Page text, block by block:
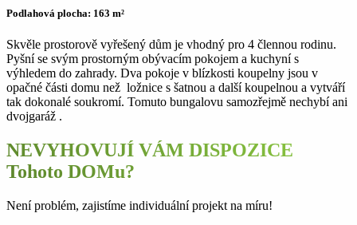
Podlahová plocha: 163 m²
Skvěle prostorově vyřešený dům je vhodný pro 4 člennou rodinu.
Pyšní se svým prostorným obývacím pokojem a kuchyní s
výhledem do zahrady. Dva pokoje v blízkosti koupelny jsou v
opačné části domu než ložnice s šatnou a další koupelnou a vytváří
tak dokonalé soukromí. Tomuto bungalovu samozřejmě nechybí ani
dvojgaráž .
NEVYHOVUJÍ VÁM DISPOZICE
Tohoto DOMu?
Není problém, zajistíme individuální projekt na míru!